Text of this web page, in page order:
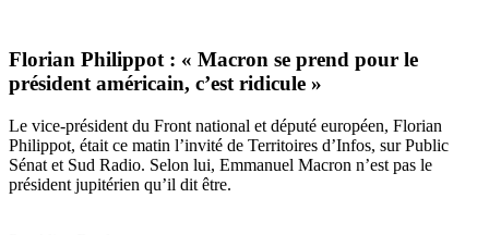
Florian Philippot : « Macron se prend pour le
président américain, c’est ridicule »
Le vice-président du Front national et député européen, Florian
Philippot, était ce matin l’invité de Territoires d’Infos, sur Public
Sénat et Sud Radio. Selon lui, Emmanuel Macron n’est pas le
président jupitérien qu’il dit être.